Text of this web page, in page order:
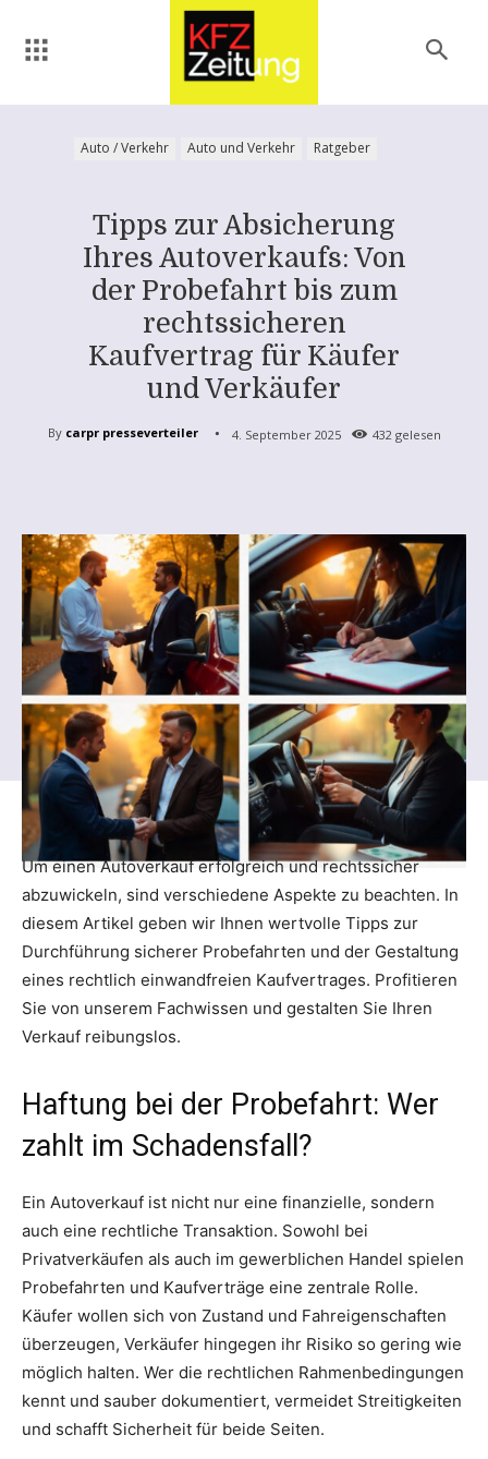
Auto / Verkehr Auto und Verkehr Ratgeber
Tipps zur Absicherung
Ihres Autoverkaufs: Von
der Probefahrt bis zum
rechtssicheren
Kaufvertrag für Käufer
und Verkäufer
By carpr presseverteiler 4. September 2025 432 gelesen
Um einen Autoverkauf erfolgreich und rechtssicher
abzuwickeln, sind verschiedene Aspekte zu beachten. In
diesem Artikel geben wir Ihnen wertvolle Tipps zur
Durchführung sicherer Probefahrten und der Gestaltung
eines rechtlich einwandfreien Kaufvertrages. Profitieren
Sie von unserem Fachwissen und gestalten Sie Ihren
Verkauf reibungslos.
Haftung bei der Probefahrt: Wer
zahlt im Schadensfall?
Ein Autoverkauf ist nicht nur eine finanzielle, sondern
auch eine rechtliche Transaktion. Sowohl bei
Privatverkäufen als auch im gewerblichen Handel spielen
Probefahrten und Kaufverträge eine zentrale Rolle.
Käufer wollen sich von Zustand und Fahreigenschaften
überzeugen, Verkäufer hingegen ihr Risiko so gering wie
möglich halten. Wer die rechtlichen Rahmenbedingungen
kennt und sauber dokumentiert, vermeidet Streitigkeiten
und schafft Sicherheit für beide Seiten.